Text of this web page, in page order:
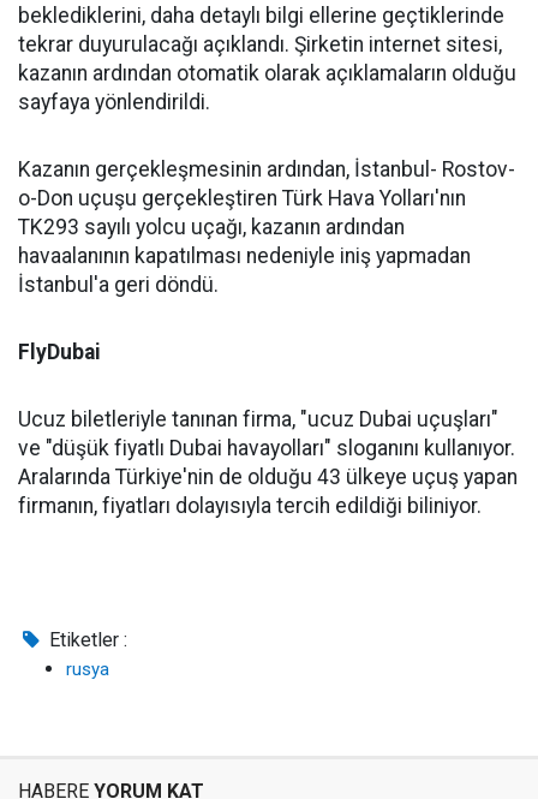
beklediklerini, daha detaylı bilgi ellerine geçtiklerinde
tekrar duyurulacağı açıklandı. Şirketin internet sitesi,
kazanın ardından otomatik olarak açıklamaların olduğu
sayfaya yönlendirildi.
Kazanın gerçekleşmesinin ardından, İstanbul- Rostov-
o-Don uçuşu gerçekleştiren Türk Hava Yolları'nın
TK293 sayılı yolcu uçağı, kazanın ardından
havaalanının kapatılması nedeniyle iniş yapmadan
İstanbul'a geri döndü.
FlyDubai
Ucuz biletleriyle tanınan firma, "ucuz Dubai uçuşları"
ve "düşük fiyatlı Dubai havayolları" sloganını kullanıyor.
Aralarında Türkiye'nin de olduğu 43 ülkeye uçuş yapan
firmanın, fiyatları dolayısıyla tercih edildiği biliniyor.
Etiketler :
rusya
HABERE YORUM KAT